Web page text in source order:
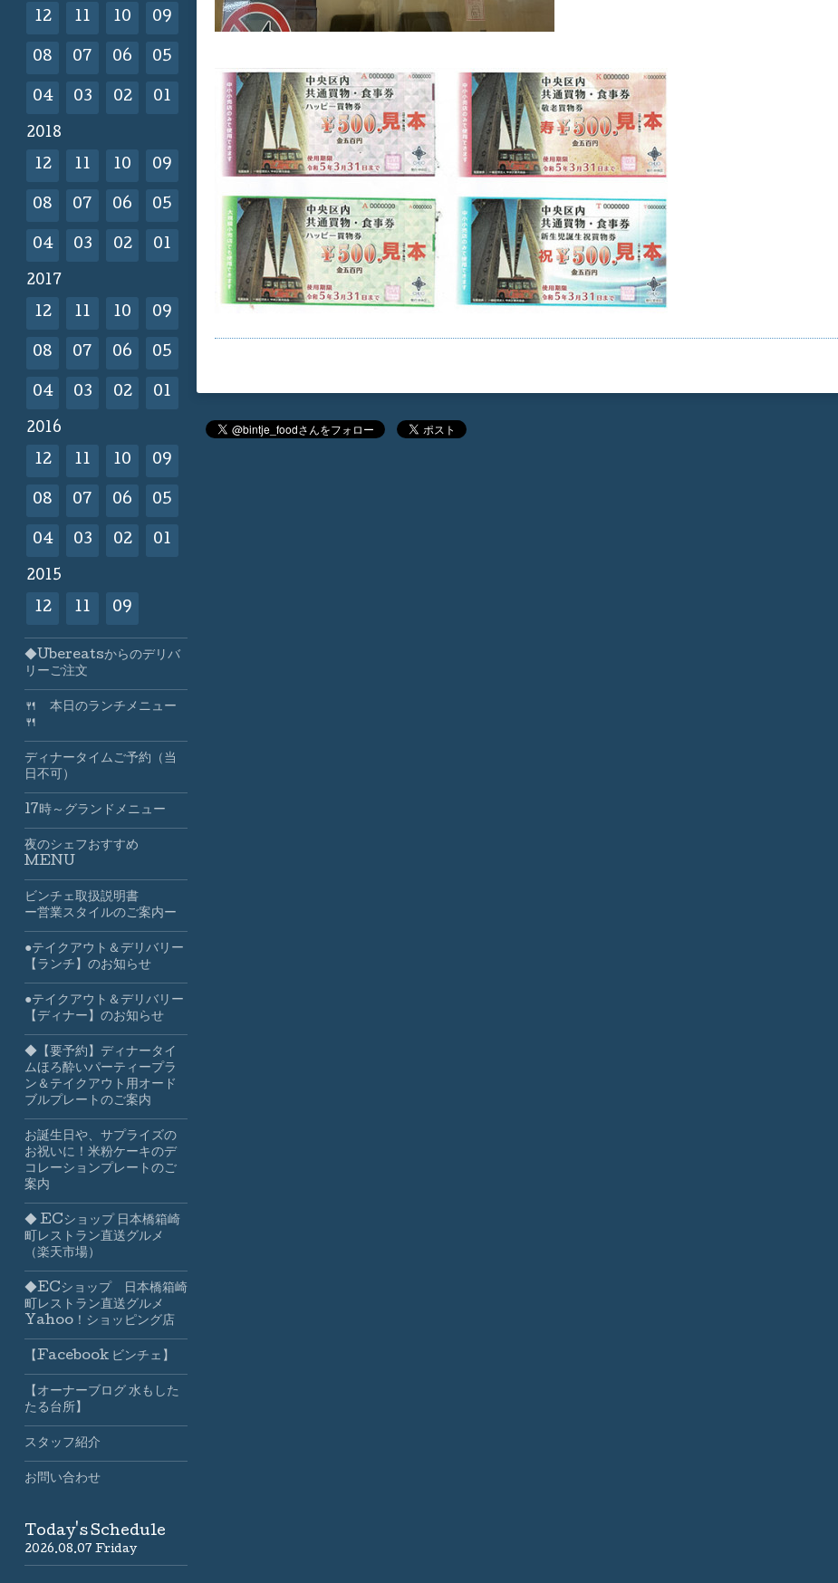
12 11 10 09
08 07 06 05
04 03 02 01
2018
12 11 10 09
08 07 06 05
04 03 02 01
2017
12 11 10 09
08 07 06 05
04 03 02 01
2016
12 11 10 09
08 07 06 05
04 03 02 01
2015
12 11 09
◆Ubereatsからのデリバ
リーご注文
🍴 本日のランチメニュー
🍴
ディナータイムご予約（当
日不可）
17時～グランドメニュー
夜のシェフおすすめ
MENU
ビンチェ取扱説明書
ー営業スタイルのご案内ー
●テイクアウト＆デリバリー
【ランチ】のお知らせ
●テイクアウト＆デリバリー
【ディナー】のお知らせ
◆【要予約】ディナータイ
ムほろ酔いパーティープラ
ン＆テイクアウト用オード
ブルプレートのご案内
お誕生日や、サプライズの
お祝いに！米粉ケーキのデ
コレーションプレートのご
案内
◆ ECショップ 日本橋箱崎
町レストラン直送グルメ
（楽天市場）
◆ECショップ 日本橋箱崎
町レストラン直送グルメ
Yahoo！ショッピング店
【Facebook ビンチェ】
【オーナーブログ 水もした
たる台所】
スタッフ紹介
お問い合わせ
Today's Schedule
2026.08.07 Friday